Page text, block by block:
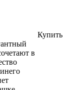
в
Купить